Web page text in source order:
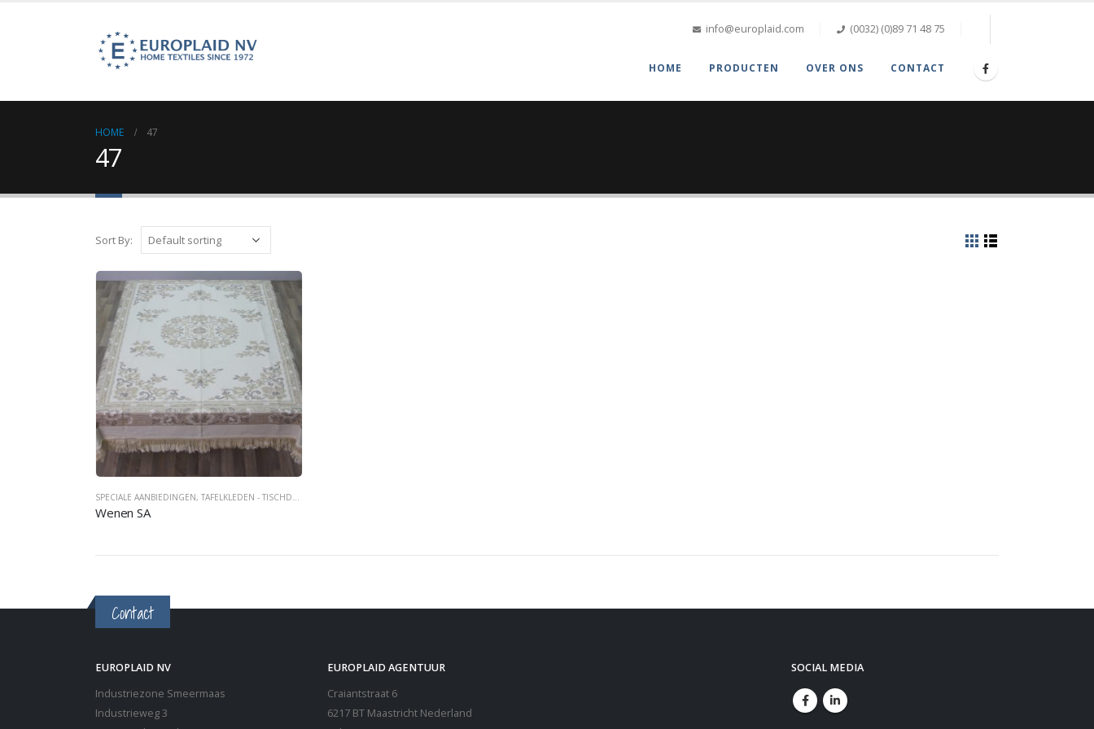
info@europlaid.com (0032) (0)89 71 48 75
HOME PRODUCTEN OVER ONS CONTACT
HOME 47
47
Sort By:
SPECIALE AANBIEDINGEN, TAFELKLEDEN - TISCHDECKEN - TABLECOVERS
Wenen SA
Contact
EUROPLAID NV
Industriezone Smeermaas
Industrieweg 3
EUROPLAID AGENTUUR
Craiantstraat 6
6217 BT Maastricht Nederland
SOCIAL MEDIA